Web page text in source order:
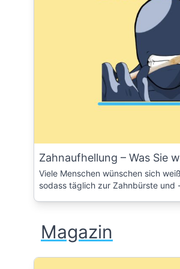
Zahnaufhellung – Was Sie
Viele Menschen wünschen sich
sodass täglich zur Zahnbürste und
Magazin